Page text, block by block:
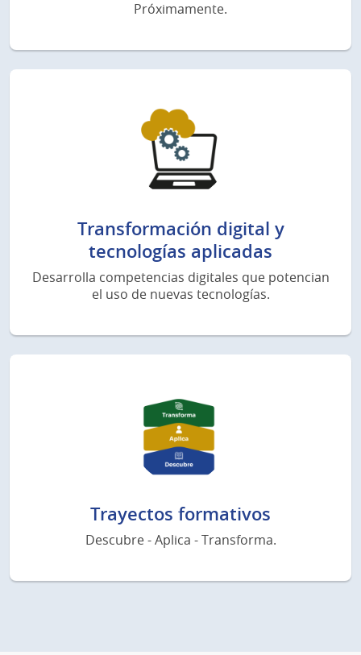
Próximamente.
Transformación digital y
tecnologías aplicadas
Desarrolla competencias digitales que potencian
el uso de nuevas tecnologías.
Trayectos formativos
Descubre - Aplica - Transforma.